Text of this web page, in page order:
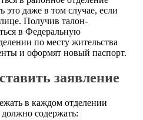
это даже в том случае, если
Получив талон-
в Федеральную
по месту жительства
и оформят новый паспорт.
заявление
в каждом отделении
содержать: